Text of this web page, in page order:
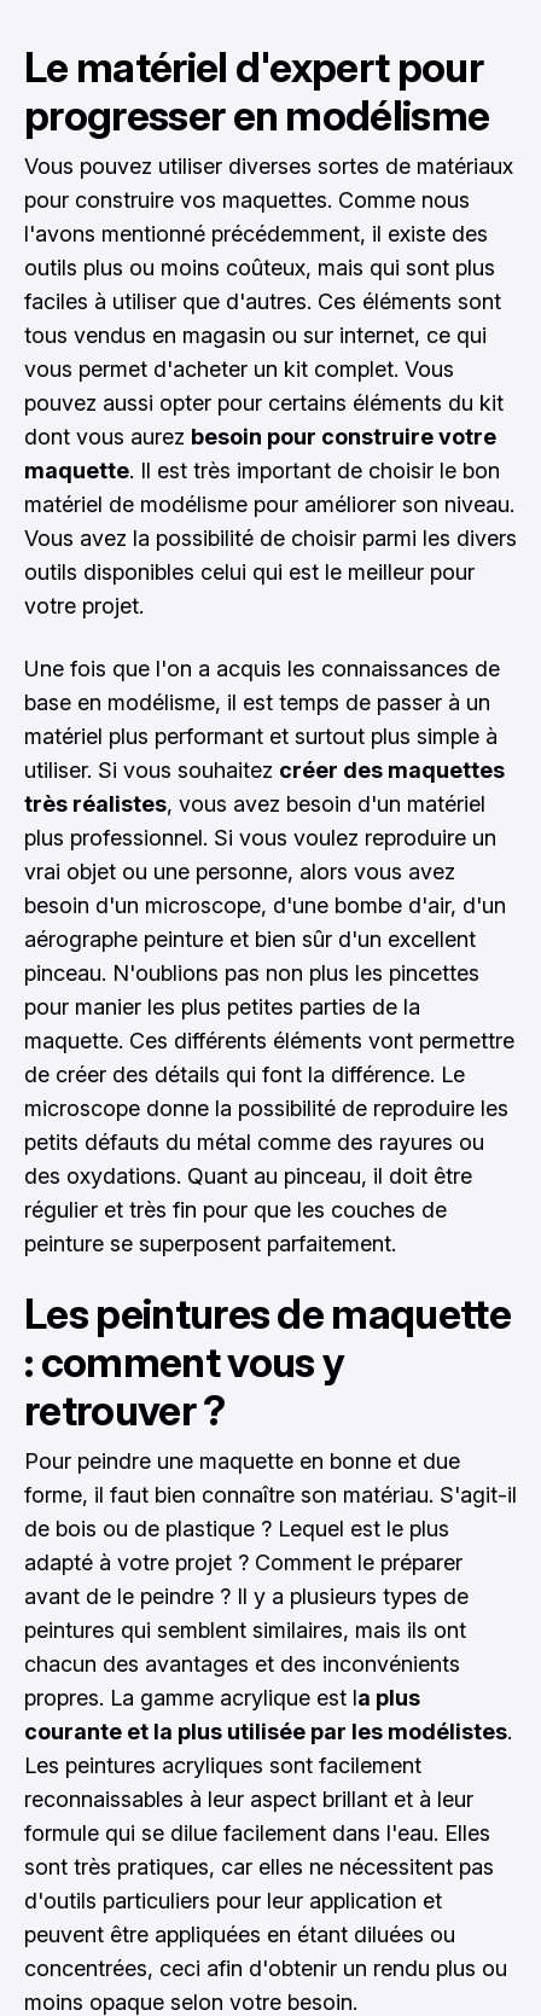
Le matériel d'expert pour
progresser en modélisme
Vous pouvez utiliser diverses sortes de matériaux
pour construire vos maquettes. Comme nous
l'avons mentionné précédemment, il existe des
outils plus ou moins coûteux, mais qui sont plus
faciles à utiliser que d'autres. Ces éléments sont
tous vendus en magasin ou sur internet, ce qui
vous permet d'acheter un kit complet. Vous
pouvez aussi opter pour certains éléments du kit
dont vous aurez besoin pour construire votre
maquette. Il est très important de choisir le bon
matériel de modélisme pour améliorer son niveau.
Vous avez la possibilité de choisir parmi les divers
outils disponibles celui qui est le meilleur pour
votre projet.
Une fois que l'on a acquis les connaissances de
base en modélisme, il est temps de passer à un
matériel plus performant et surtout plus simple à
utiliser. Si vous souhaitez créer des maquettes
très réalistes, vous avez besoin d'un matériel
plus professionnel. Si vous voulez reproduire un
vrai objet ou une personne, alors vous avez
besoin d'un microscope, d'une bombe d'air, d'un
aérographe peinture et bien sûr d'un excellent
pinceau. N'oublions pas non plus les pincettes
pour manier les plus petites parties de la
maquette. Ces différents éléments vont permettre
de créer des détails qui font la différence. Le
microscope donne la possibilité de reproduire les
petits défauts du métal comme des rayures ou
des oxydations. Quant au pinceau, il doit être
régulier et très fin pour que les couches de
peinture se superposent parfaitement.
Les peintures de maquette
: comment vous y
retrouver ?
Pour peindre une maquette en bonne et due
forme, il faut bien connaître son matériau. S'agit-il
de bois ou de plastique ? Lequel est le plus
adapté à votre projet ? Comment le préparer
avant de le peindre ? Il y a plusieurs types de
peintures qui semblent similaires, mais ils ont
chacun des avantages et des inconvénients
propres. La gamme acrylique est la plus
courante et la plus utilisée par les modélistes.
Les peintures acryliques sont facilement
reconnaissables à leur aspect brillant et à leur
formule qui se dilue facilement dans l'eau. Elles
sont très pratiques, car elles ne nécessitent pas
d'outils particuliers pour leur application et
peuvent être appliquées en étant diluées ou
concentrées, ceci afin d'obtenir un rendu plus ou
moins opaque selon votre besoin.